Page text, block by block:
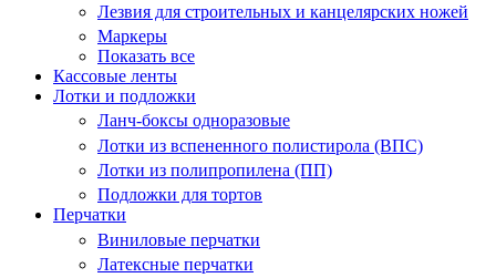
Лезвия для строительных и канцелярских ножей
Маркеры
Показать все
Кассовые ленты
Лотки и подложки
Ланч-боксы одноразовые
Лотки из вспененного полистирола (ВПС)
Лотки из полипропилена (ПП)
Подложки для тортов
Перчатки
Виниловые перчатки
Латексные перчатки